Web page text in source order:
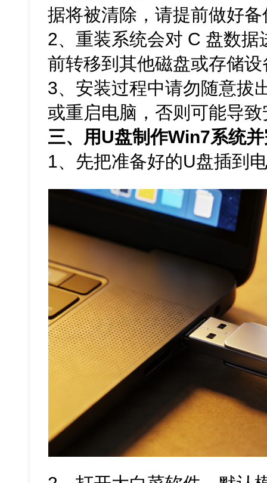
据将被清除，请提前做好备
2、重装系统会对 C 盘数
前转移到其他磁盘或存储
3、安装过程中请勿随意拔
或重启电脑，否则可能导
三、用U盘制作Win7系统
1、先把准备好的U盘插到